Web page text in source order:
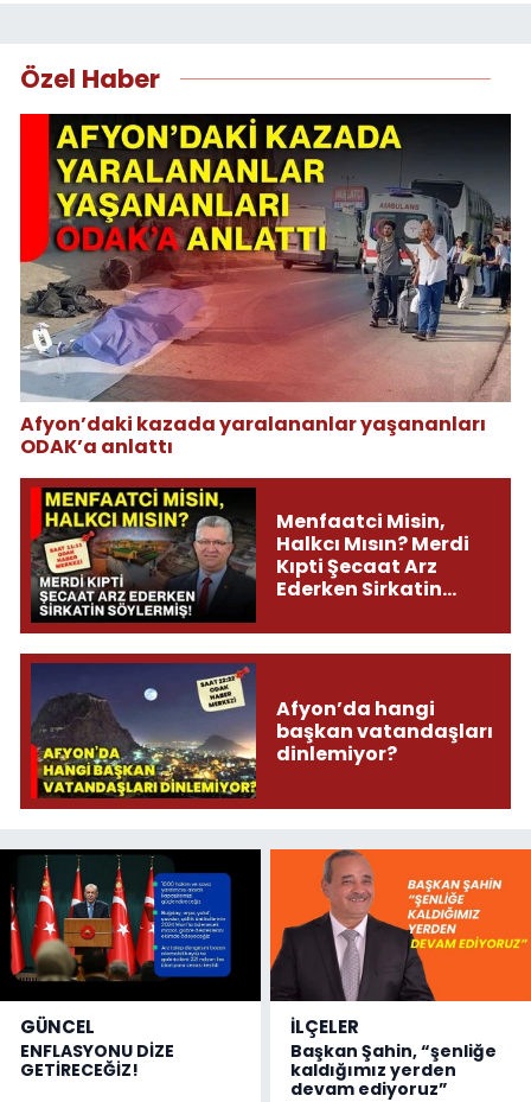
Özel Haber
Afyon’daki kazada yaralananlar yaşananları
ODAK’a anlattı
Menfaatci Misin,
Halkcı Mısın? Merdi
Kıpti Şecaat Arz
Ederken Sirkatin
Afyon’da hangi
başkan vatandaşları
dinlemiyor?
GÜNCEL
ENFLASYONU DİZE
GETİRECEĞİZ!
İLÇELER
Başkan Şahin, “şenliğe
kaldığımız yerden
devam ediyoruz”